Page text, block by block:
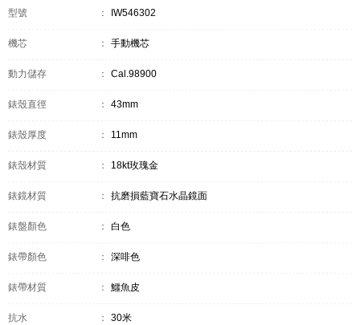
型號 ： IW546302
機芯 ： 手動機芯
動力儲存 ： Cal.98900
錶殼直徑 ： 43mm
錶殼厚度 ： 11mm
錶殼材質 ： 18kt玫瑰金
錶鏡材質 ： 抗磨損藍寶石水晶鏡面
錶盤顏色 ： 白色
錶帶顏色 ： 深啡色
錶帶材質 ： 鱷魚皮
抗水 ： 30米